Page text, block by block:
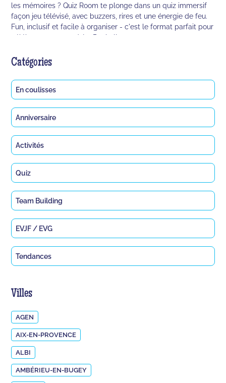
les mémoires ? Quiz Room te plonge dans un quiz immersif
façon jeu télévisé, avec buzzers, rires et une énergie de feu.
Fun, inclusif et facile à organiser - c'est le format parfait pour
célébrer en groupe à La Rochelle.
Catégories
En coulisses
Anniversaire
Activités
Quiz
Team Building
EVJF / EVG
Tendances
Villes
AGEN
AIX-EN-PROVENCE
ALBI
AMBÉRIEU-EN-BUGEY